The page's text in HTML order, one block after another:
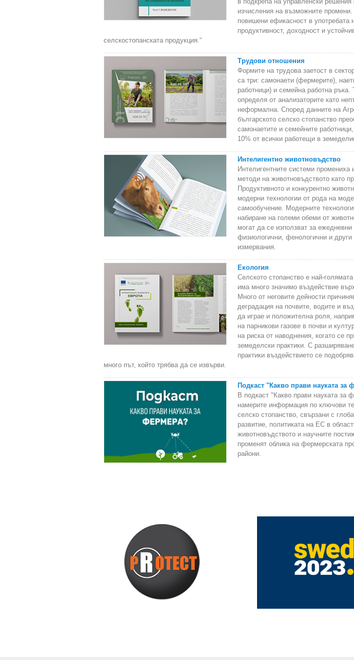
изчисления на възможните промени.
повишени ефикасност в употребата
продуктивност, доходност и
селскостопанската продукция.“
Трудови отношения
Формите на трудова заетост в
са три: самонаети (фермерите),
работници) и семейна работна ръка.
определя от анализаторите като
неформална. Според данните на
българското селско стопанство
самонаетите и семейните
10% от всички работещи в
Интелигентно животновъдство
Интелигентните системи промениха
методи на животновъдството като
Продуктивното и конкурентно
модерни технологии от рода на
самообучение. Модерните
набиране на големи обеми от
могат да се използват за
физиологични, фенологични и други
измервания.
Екология
Селското стопанство е най-
има много значимо въздействие
Много от неговите дейности
деградация на почвите, водите и
да играе и положителна роля,
на парникови газове в почви и
на риска от наводнения, когато се
земеделски практики. С
практики въздействието се
много път, който трябва да се извърви.
Подкаст "Какво прави науката за
В подкаст "Какво прави науката за
намерите информация по ключови
селско стопанство, свързани с
развитие, политиката на ЕС в
животновъдството и научните
променят облика на фермерската
райони.